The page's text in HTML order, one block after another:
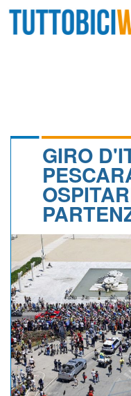
CALENDARIO
ALBI D'ORO
NEWSLETTER
GIRO